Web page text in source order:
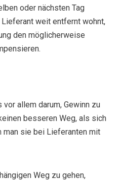
oder nächsten Tag
weit entfernt wohnt,
den möglicherweise
allem darum, Gewinn zu
besseren Weg, als sich
man sie bei Lieferanten mit
Weg zu gehen,